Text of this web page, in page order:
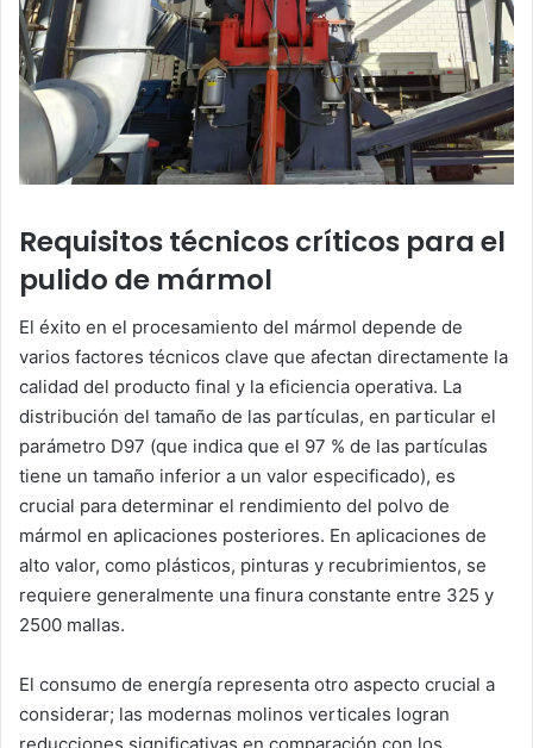
Requisitos técnicos críticos para el
pulido de mármol
El éxito en el procesamiento del mármol depende de
varios factores técnicos clave que afectan directamente la
calidad del producto final y la eficiencia operativa. La
distribución del tamaño de las partículas, en particular el
parámetro D97 (que indica que el 97 % de las partículas
tiene un tamaño inferior a un valor especificado), es
crucial para determinar el rendimiento del polvo de
mármol en aplicaciones posteriores. En aplicaciones de
alto valor, como plásticos, pinturas y recubrimientos, se
requiere generalmente una finura constante entre 325 y
2500 mallas.
El consumo de energía representa otro aspecto crucial a
considerar; las modernas molinos verticales logran